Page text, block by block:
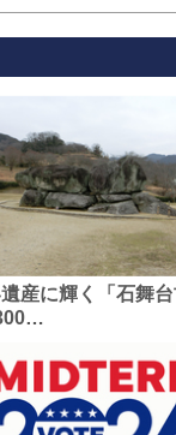
産に輝く「石舞台